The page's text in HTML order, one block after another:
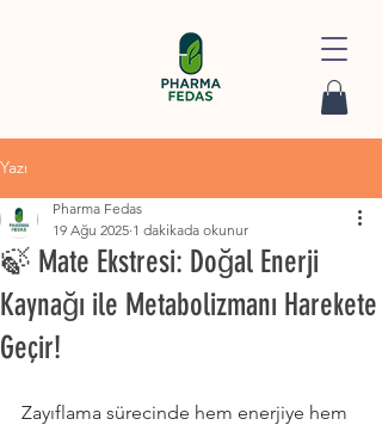
Yazı
🍃 Mate Ekstresi: Doğal Enerji
Kaynağı ile Metabolizmanı Harekete
Geçir!
Pharma Fedas
19 Ağu 2025 1 dakikada okunur
Zayıflama sürecinde hem enerjiye hem